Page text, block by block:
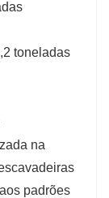
na
padrões